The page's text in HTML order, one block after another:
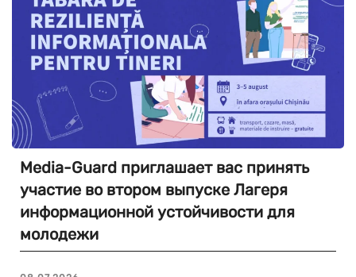
Media-Guard приглашает вас принять
участие во втором выпуске Лагеря
информационной устойчивости для
молодежи